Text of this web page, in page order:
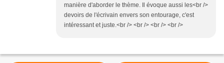
manière d'aborder le thème. Il évoque aussi les<br />
devoirs de l'écrivain envers son entourage, c'est
intéressant et juste.<br /> <br /> <br /> <br />